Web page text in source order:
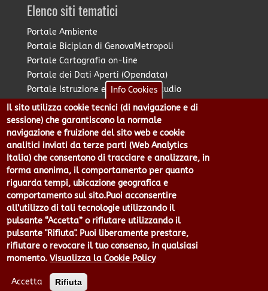
Elenco siti tematici
Portale Ambiente
Portale Biciplan di GenovaMetropoli
Portale Cartografia on-line
Portale dei Dati Aperti (Opendata)
Portale Istruzione e Diritto allo Studio
Portale Marketing Territoriale
Portale Piano Strategico Metropolitano
Portale PUMS di GenovaMetropoli
Portale Stazione Unica Appaltante
Pratico: procedimenti e istanze online
Città Metropolitana di Genova - Piazzale Mazzini 2 -16122 -
Genova | CF:80007350103 - P.Iva: 00949170104 | Codice IPA: cmge
Centralino 010 54991 Fax 010 5499244 URP 010 5499456
Num.Verde 800 509420 | P.E.C.:
pec@cert.cittametropolitana.genova.it
Privacy|Tecnologie e Accessibilità|Note Legali
sito Web
Info Cookies
Il sito utilizza cookie tecnici (di navigazione e di
sessione) che garantiscono la normale
navigazione e fruizione del sito web e cookie
analitici inviati da terze parti (Web Analytics
Italia) che consentono di tracciare e analizzare, in
forma anonima, il comportamento per quanto
riguarda tempi, ubicazione geografica e
comportamento sul sito.Puoi acconsentire
all’utilizzo di tali tecnologie utilizzando il
pulsante “Accetta” o rifiutare utilizzando il
pulsante "Rifiuta". Puoi liberamente prestare,
rifiutare o revocare il tuo consenso, in qualsiasi
momento. Visualizza la Cookie Policy
Accetta Rifiuta